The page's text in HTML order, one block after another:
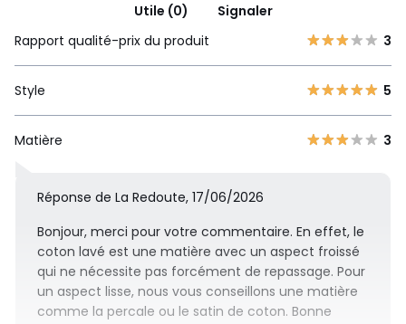
Utile (0)
Signaler
Rapport qualité-prix du produit
3
Style 5
Matière 3
Réponse de La Redoute, 17/06/2026
Bonjour, merci pour votre commentaire. En effet, le
coton lavé est une matière avec un aspect froissé
qui ne nécessite pas forcément de repassage. Pour
un aspect lisse, nous vous conseillons une matière
comme la percale ou le satin de coton. Bonne